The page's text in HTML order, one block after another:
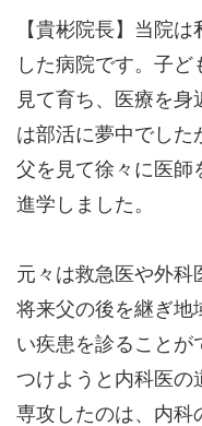
【貴彬院長】当院
した病院です。子
見て育ち、医療を
は部活に夢中でした
父を見て徐々に医師
進学しました。
元々は救急医や外科
将来父の後を継ぎ地
い疾患を診ることが
つけようと内科医の
専攻したのは、内科